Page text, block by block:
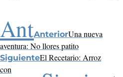
AntAnteriorUna nueva
aventura: No llores patito
SiguienteEl Recetario: Arroz
con